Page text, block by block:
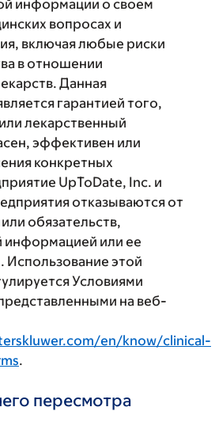
информации о своем
вопросах и
включая любые риски
в отношении
Данная
гарантией того,
лекарственный
эффективен или
конкретных
UpToDate, Inc. и
отказываются от
обязательств,
информацией или ее
Использование этой
Условиями
на веб-
en/know/clinical-
.
пересмотра